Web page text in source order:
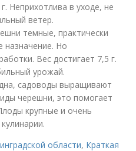
Неприхотлива в уходе, не
ветер.
темные, практически
назначение. Но
Вес достигает 7,5 г.
урожай.
садоводы выращивают
черешни, это помогает
крупные и очень
области, Краткая